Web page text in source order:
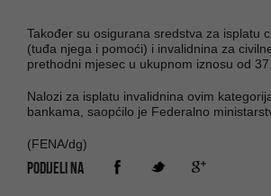
Također su osigurana sredstva za isplatu
(tuđa njega i pomoći) i invalidnina za
prethodni mjesec u ukupnom iznosu od
Nalozi za isplatu invalidnina ovim
bankama, saopćilo je Federalno
(FENA/dg)
PODIJELI NA